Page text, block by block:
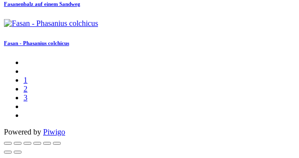
Fasanenbalz auf einem Sandweg
Fasan - Phasanius colchicus
1
2
3
Powered by Piwigo